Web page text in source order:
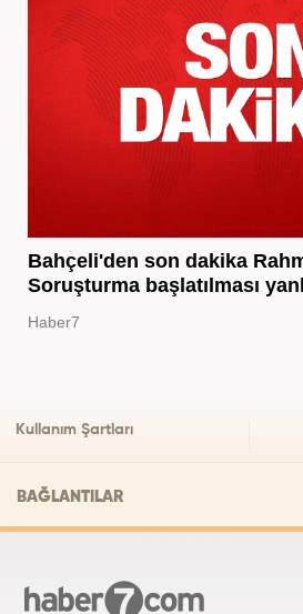
Bahçeli'den son dakika
Soruşturma başlatılması
Haber7
Kullanım Şartları
BAĞLANTILAR